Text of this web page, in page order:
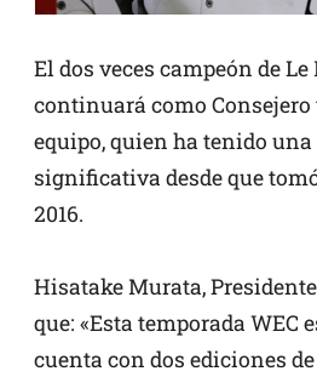
El dos veces campeón de
continuará como Consejero
equipo, quien ha tenido
significativa desde que
2016.
Hisatake Murata,
que: «Esta temporada WEC
cuenta con dos ediciones